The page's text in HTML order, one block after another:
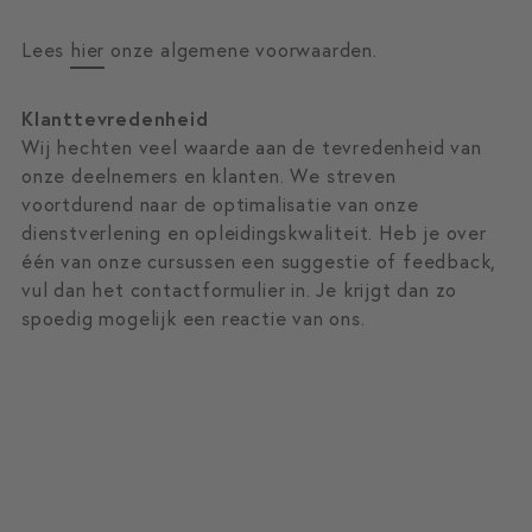
Lees hier onze algemene voorwaarden.
Klanttevredenheid
Wij hechten veel waarde aan de tevredenheid van
onze deelnemers en klanten. We streven
voortdurend naar de optimalisatie van onze
dienstverlening en opleidingskwaliteit. Heb je over
één van onze cursussen een suggestie of feedback,
vul dan het contactformulier in. Je krijgt dan zo
spoedig mogelijk een reactie van ons.